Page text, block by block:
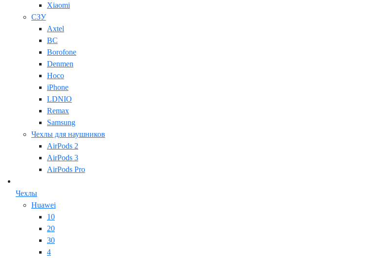
Xiaomi
СЗУ
Axtel
BC
Borofone
Denmen
Hoco
iPhone
LDNIO
Remax
Samsung
Чехлы для наушников
AirPods 2
AirPods 3
AirPods Pro
Чехлы
Huawei
10
20
30
4